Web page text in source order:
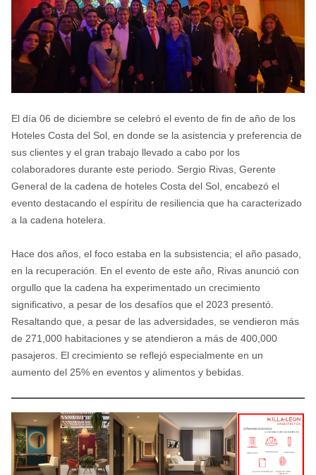
El día 06 de diciembre se celebró el evento de fin de año de los
Hoteles Costa del Sol, en donde se la asistencia y preferencia de
sus clientes y el gran trabajo llevado a cabo por los
colaboradores durante este periodo. Sergio Rivas, Gerente
General de la cadena de hoteles Costa del Sol, encabezó el
evento destacando el espíritu de resiliencia que ha caracterizado
a la cadena hotelera.
Hace dos años, el foco estaba en la subsistencia; el año pasado,
en la recuperación. En el evento de este año, Rivas anunció con
orgullo que la cadena ha experimentado un crecimiento
significativo, a pesar de los desafíos que el 2023 presentó.
Resaltando que, a pesar de las adversidades, se vendieron más
de 271,000 habitaciones y se atendieron a más de 400,000
pasajeros. El crecimiento se reflejó especialmente en un
aumento del 25% en eventos y alimentos y bebidas.